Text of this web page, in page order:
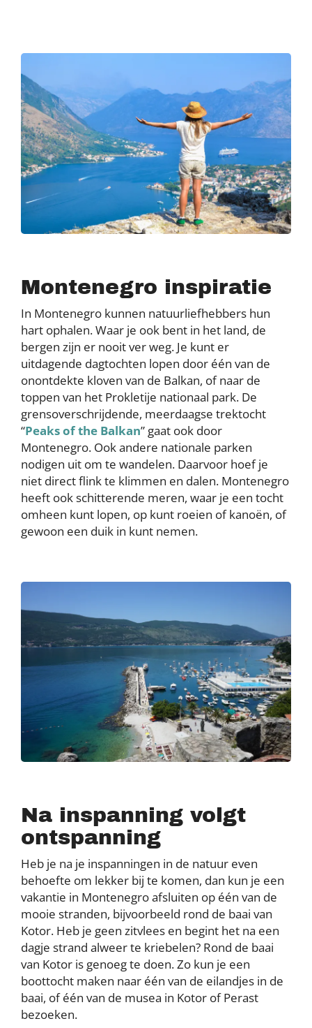
Montenegro inspiratie
In Montenegro kunnen natuurliefhebbers hun
hart ophalen. Waar je ook bent in het land, de
bergen zijn er nooit ver weg. Je kunt er
uitdagende dagtochten lopen door één van de
onontdekte kloven van de Balkan, of naar de
toppen van het Prokletije nationaal park. De
grensoverschrijdende, meerdaagse trektocht
“Peaks of the Balkan” gaat ook door
Montenegro. Ook andere nationale parken
nodigen uit om te wandelen. Daarvoor hoef je
niet direct flink te klimmen en dalen. Montenegro
heeft ook schitterende meren, waar je een tocht
omheen kunt lopen, op kunt roeien of kanoën, of
gewoon een duik in kunt nemen.
Na inspanning volgt
ontspanning
Heb je na je inspanningen in de natuur even
behoefte om lekker bij te komen, dan kun je een
vakantie in Montenegro afsluiten op één van de
mooie stranden, bijvoorbeeld rond de baai van
Kotor. Heb je geen zitvlees en begint het na een
dagje strand alweer te kriebelen? Rond de baai
van Kotor is genoeg te doen. Zo kun je een
boottocht maken naar één van de eilandjes in de
baai, of één van de musea in Kotor of Perast
bezoeken.